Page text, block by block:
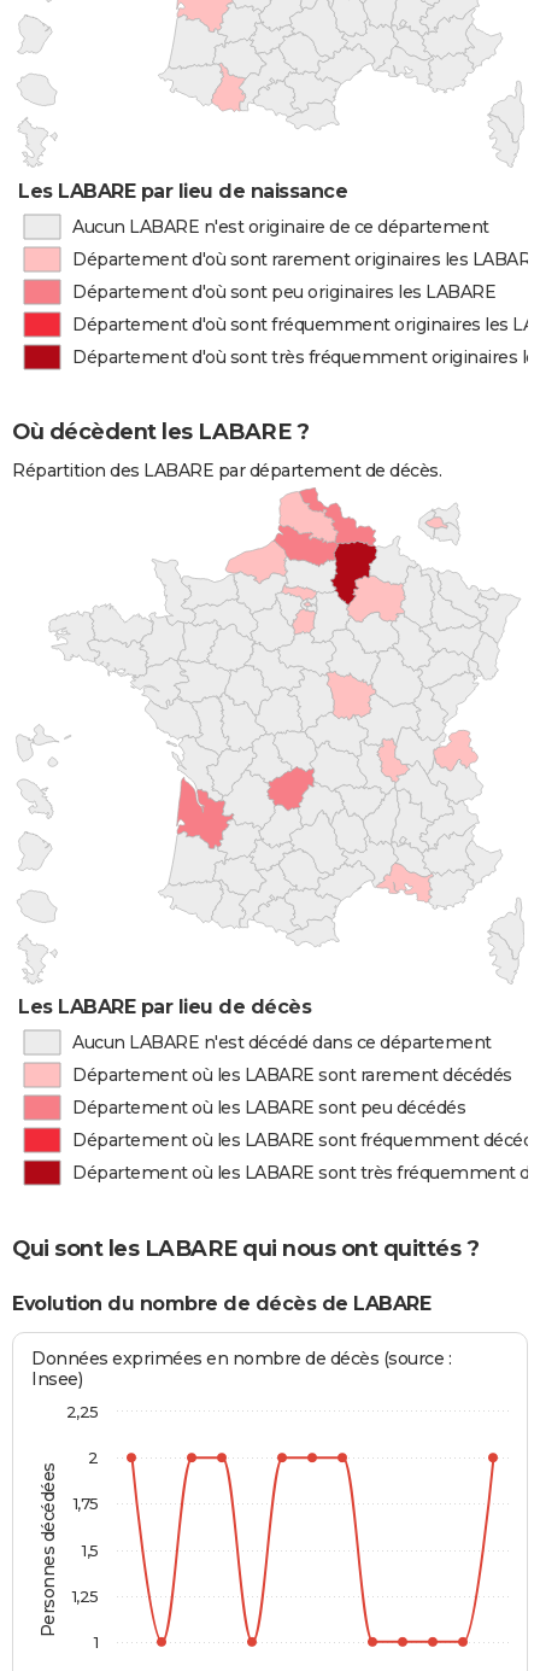
Les LABARE par lieu de naissance
Aucun LABARE n'est originaire de ce département
Département d'où sont rarement originaires les
Département d'où sont peu originaires les LABARE
Département d'où sont fréquemment originaires les
Département d'où sont très fréquemment originaires
Où décèdent les LABARE ?
Répartition des LABARE par département de décès.
Les LABARE par lieu de décès
Aucun LABARE n'est décédé dans ce département
Département où les LABARE sont rarement décédés
Département où les LABARE sont peu décédés
Département où les LABARE sont fréquemment
Département où les LABARE sont très fréquemment
Qui sont les LABARE qui nous ont quittés ?
Evolution du nombre de décès de LABARE
Personnes décédées
Données exprimées en nombre de décès (source :
Insee)
1
1,25
1,5
1,75
2
2,25